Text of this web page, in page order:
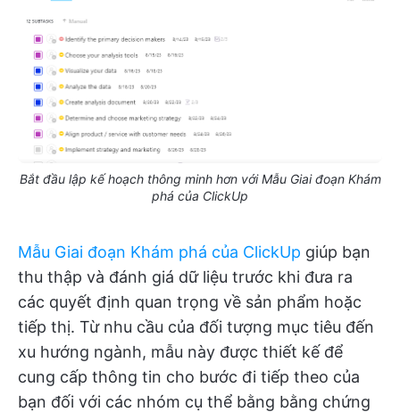
Bắt đầu lập kế hoạch thông minh hơn với Mẫu Giai đoạn Khám
phá của ClickUp
Mẫu Giai đoạn Khám phá của ClickUp giúp bạn
thu thập và đánh giá dữ liệu trước khi đưa ra
các quyết định quan trọng về sản phẩm hoặc
tiếp thị. Từ nhu cầu của đối tượng mục tiêu đến
xu hướng ngành, mẫu này được thiết kế để
cung cấp thông tin cho bước đi tiếp theo của
bạn đối với các nhóm cụ thể bằng bằng chứng